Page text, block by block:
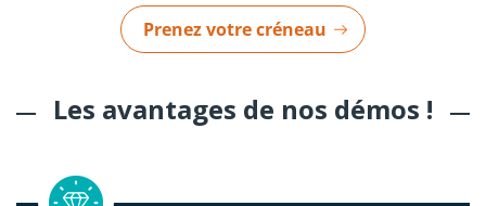
Prenez votre créneau
Les avantages de nos démos !